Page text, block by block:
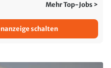
Mehr Top-Jobs >
schalten